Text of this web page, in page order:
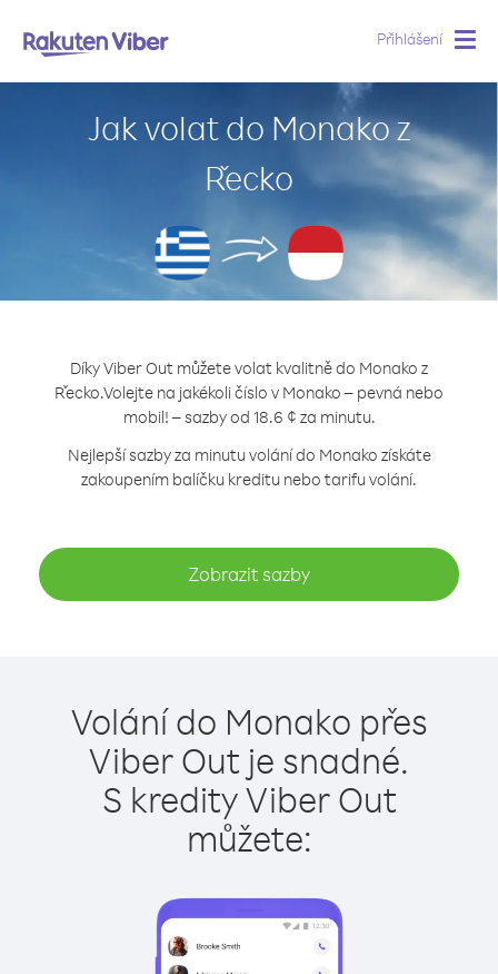
Přihlášení
Jak volat do Monako z
Řecko
Díky Viber Out můžete volat kvalitně do Monako z
Řecko.Volejte na jakékoli číslo v Monako – pevná nebo
mobil! – sazby od 18.6 ¢ za minutu.
Nejlepší sazby za minutu volání do Monako získáte
zakoupením balíčku kreditu nebo tarifu volání.
Zobrazit sazby
Volání do Monako přes
Viber Out je snadné.
S kredity Viber Out
můžete: